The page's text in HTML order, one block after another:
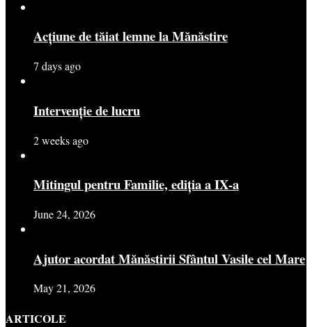
Acțiune de tăiat lemne la Mănăstire
7 days ago
Intervenție de lucru
2 weeks ago
Mitingul pentru Familie, ediția a IX-a
June 24, 2026
Ajutor acordat Mănăstirii Sfântul Vasile cel Mare
May 21, 2026
ARTICOLE